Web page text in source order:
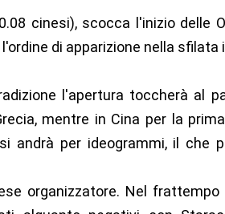
cinesi), scocca l'inizio delle
di apparizione nella
l'apertura toccherà al
mentre in Cina per la
andrà per ideogrammi, il che
organizzatore. Nel